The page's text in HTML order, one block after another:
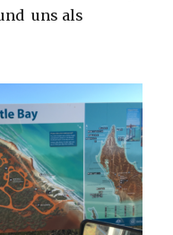
uns als